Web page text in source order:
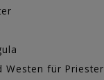
Westen für Priester